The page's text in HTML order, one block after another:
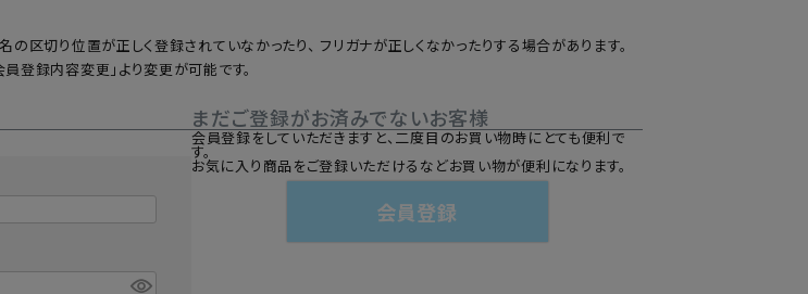
の区切り位置が正しく登録されていなかったり、 フリガナが正しくなかったりする場合があります。
登録内容変更」より変更が可能です。
まだご登録がお済みでないお客様
会員登録をしていただきますと、二度目のお買い物時にとても便利で
す。
お気に入り商品をご登録いただけるなどお買い物が便利になります。
会員登録